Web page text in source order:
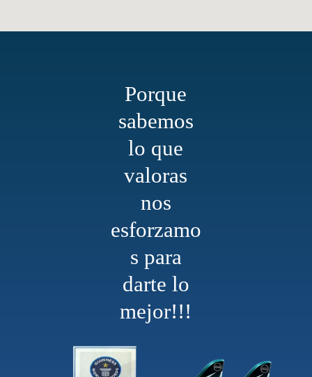
Porque
sabemos
lo que
valoras
nos
esforzamo
s para
darte lo
mejor!!!